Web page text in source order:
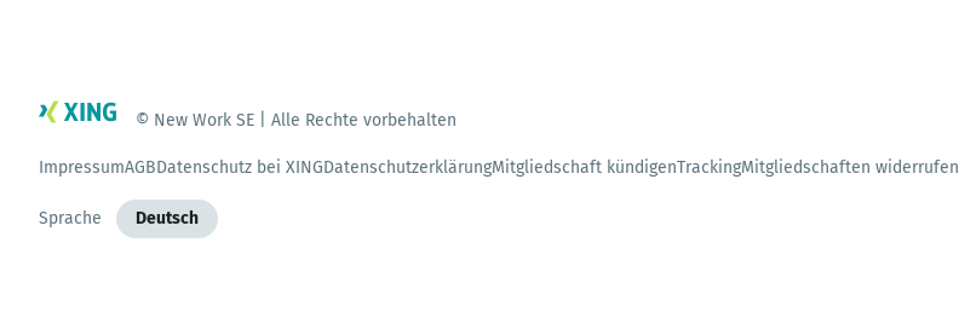
© New Work SE | Alle Rechte vorbehalten
ImpressumAGBDatenschutz bei XINGDatenschutzerklärungMitgliedschaft kündigenTrackingMitgliedschaften widerrufen
Sprache Deutsch